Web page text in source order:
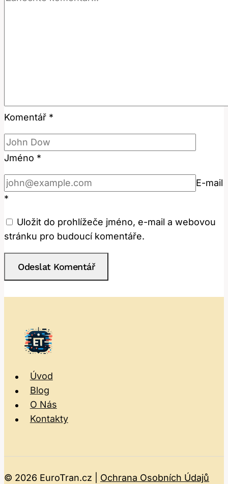
Komentář *
Jméno *
E-mail
*
Uložit do prohlížeče jméno, e-mail a webovou
stránku pro budoucí komentáře.
Úvod
Blog
O Nás
Kontakty
© 2026 EuroTran.cz | Ochrana Osobních Údajů